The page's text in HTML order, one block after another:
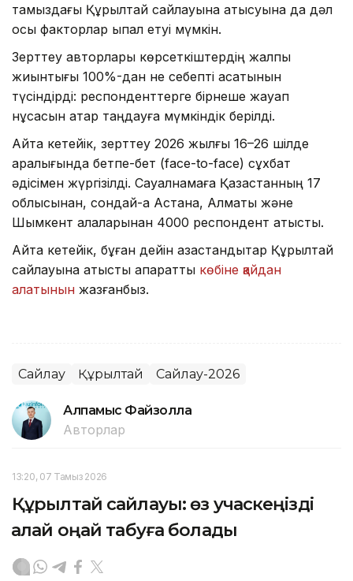
тамыздағы Құрылтай сайлауына қатысуына да дәл
осы факторлар ықпал етуі мүмкін.
Зерттеу авторлары көрсеткіштердің жалпы
жиынтығы 100%-дан не себепті асатынын
түсіндірді: респонденттерге бірнеше жауап
нұсқасын қатар таңдауға мүмкіндік берілді.
Айта кетейік, зерттеу 2026 жылғы 16–26 шілде
аралығында бетпе-бет (face-to-face) сұхбат
әдісімен жүргізілді. Сауалнамаға Қазақстанның 17
облысынан, сондай-ақ Астана, Алматы және
Шымкент қалаларынан 4000 респондент қатысты.
Айта кетейік, бұған дейін қазақстандықтар Құрылтай
сайлауына қатысты ақпаратты көбіне қайдан
алатынын жазғанбыз.
Сайлау Құрылтай Сайлау-2026
Алпамыс Файзолла
Авторлар
13:20, 07 Тамыз 2026
Құрылтай сайлауы: өз учаскеңізді
қалай оңай табуға болады